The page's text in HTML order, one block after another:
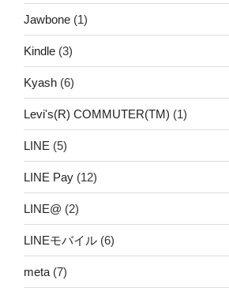
Jawbone (1)
Kindle (3)
Kyash (6)
Levi's(R) COMMUTER(TM) (1)
LINE (5)
LINE Pay (12)
LINE@ (2)
LINEモバイル (6)
meta (7)